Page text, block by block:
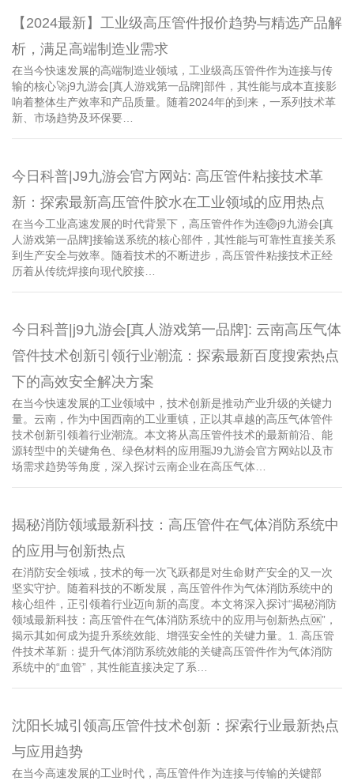
【2024最新】工业级高压管件报价趋势与精选产品解
析，满足高端制造业需求
在当今快速发展的高端制造业领域，工业级高压管件作为连接与传
输的核心🚀j9九游会[真人游戏第一品牌]部件，其性能与成本直接影
响着整体生产效率和产品质量。随着2024年的到来，一系列技术革
新、市场趋势及环保要…
今日科普|J9九游会官方网站: 高压管件粘接技术革
新：探索最新高压管件胶水在工业领域的应用热点
在当今工业高速发展的时代背景下，高压管件作为连🏐j9九游会[真
人游戏第一品牌]接输送系统的核心部件，其性能与可靠性直接关系
到生产安全与效率。随着技术的不断进步，高压管件粘接技术正经
历着从传统焊接向现代胶接…
今日科普|j9九游会[真人游戏第一品牌]: 云南高压气体
管件技术创新引领行业潮流：探索最新百度搜索热点
下的高效安全解决方案
在当今快速发展的工业领域中，技术创新是推动产业升级的关键力
量。云南，作为中国西南的工业重镇，正以其卓越的高压气体管件
技术创新引领着行业潮流。本文将从高压管件技术的最新前沿、能
源转型中的关键角色、绿色材料的应用🈯J9九游会官方网站以及市
场需求趋势等角度，深入探讨云南企业在高压气体…
揭秘消防领域最新科技：高压管件在气体消防系统中
的应用与创新热点
在消防安全领域，技术的每一次飞跃都是对生命财产安全的又一次
坚实守护。随着科技的不断发展，高压管件作为气体消防系统中的
核心组件，正引领着行业迈向新的高度。本文将深入探讨“揭秘消防
领域最新科技：高压管件在气体消防系统中的应用与创新热点🆗”，
揭示其如何成为提升系统效能、增强安全性的关键力量。1. 高压管
件技术革新：提升气体消防系统效能的关键高压管件作为气体消防
系统中的“血管”，其性能直接决定了系…
沈阳长城引领高压管件技术创新：探索行业最新热点
与应用趋势
在当今高速发展的工业时代，高压管件作为连接与传输的关键部